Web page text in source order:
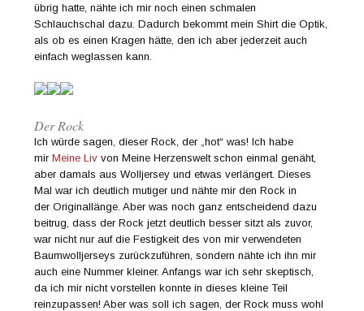
übrig hatte, nähte ich mir noch einen schmalen
Schlauchschal dazu. Dadurch bekommt mein Shirt die Optik,
als ob es einen Kragen hätte, den ich aber jederzeit auch
einfach weglassen kann.
Der Rock
Ich würde sagen, dieser Rock, der „hot“ was! Ich habe
mirMeine Liv von Meine Herzenswelt schon einmal genäht,
aber damals aus Wolljersey und etwas verlängert. Dieses
Mal war ich deutlich mutiger und nähte mir den Rock in
der Originallänge. Aber was noch ganz entscheidend dazu
beitrug, dass der Rock jetzt deutlich besser sitzt als zuvor,
war nicht nur auf die Festigkeit des von mir verwendeten
Baumwolljerseys zurückzuführen, sondern nähte ich ihn mir
auch eine Nummer kleiner. Anfangs war ich sehr skeptisch,
da ich mir nicht vorstellen konnte in dieses kleine Teil
reinzupassen! Aber was soll ich sagen, der Rock muss wohl